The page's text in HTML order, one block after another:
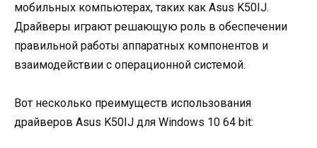
мобильных компьютерах, таких как Asus K50IJ.
Драйверы играют решающую роль в обеспечении
правильной работы аппаратных компонентов и
взаимодействии с операционной системой.
Вот несколько преимуществ использования
драйверов Asus K50IJ для Windows 10 64 bit: